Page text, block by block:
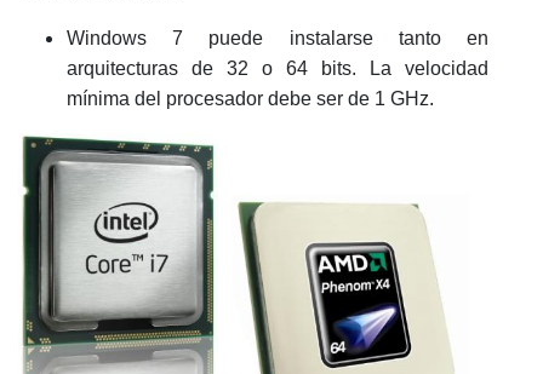
Windows 7 puede instalarse tanto en
arquitecturas de 32 o 64 bits. La velocidad
mínima del procesador debe ser de 1 GHz.